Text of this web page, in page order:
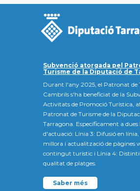
Subvenció atorgada pel
Turisme de la Diputació de
Durant l'any 2025, el Patronat de
Cambrils s'ha beneficiat de la
Activitats de Promoció Turística,
Patronat de Turisme de la
Tarragona. Específicament a dues
d'actuació: Línia 3: Difusió en línia,
millora i actualització de pàgines
contingut turístic i Línia 4:
qualitat de platges.
Saber més